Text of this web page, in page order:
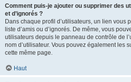
Comment puis-je ajouter ou supprimer des
et d’ignorés ?
Dans chaque profil d’utilisateurs, un lien vous
liste d’amis ou d’ignorés. De même, vous
utilisateurs depuis le panneau de contrôle de
nom d’utilisateur. Vous pouvez également les
cette même page.
Haut